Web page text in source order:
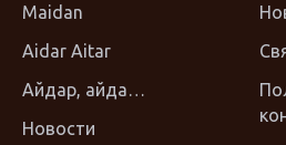
Maidan
Aidar Aitar
Айдар, айда…
Новости